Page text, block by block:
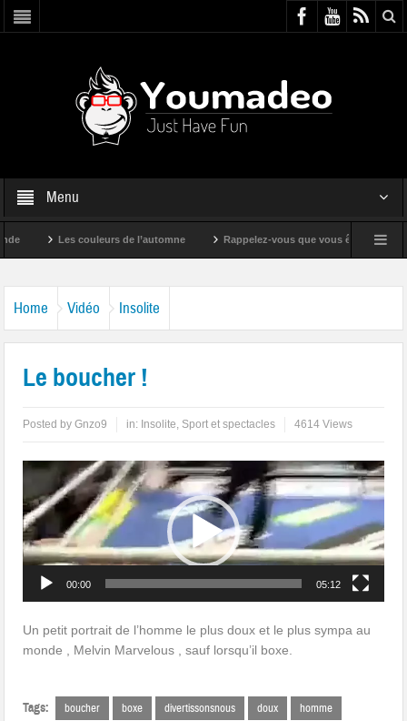
Menu
Les couleurs de l’automne Rappelez-vous que vous êtes super !
Home Vidéo Insolite
Le boucher !
Posted byGnzo9 in: Insolite, Sport et spectacles 4614 Views
Lecteur
vidéo
00:00 05:12
Un petit portrait de l’homme le plus doux et le plus sympa au
monde , Melvin Marvelous , sauf lorsqu’il boxe.
Tags: boucher boxe divertissonsnous doux
homme